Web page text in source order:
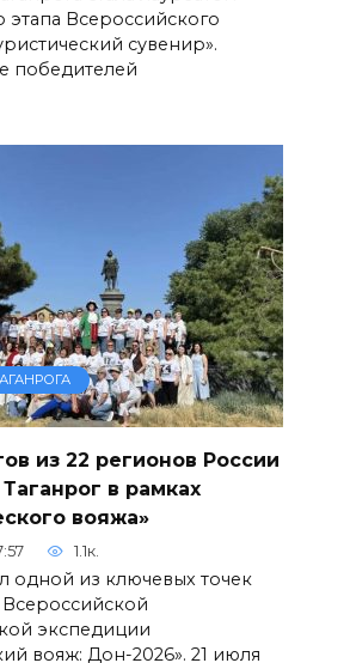
этапа Всероссийского
сувенир».
победителей
из 22 регионов России
в рамках
вояжа»
1.1к.
одной из ключевых точек
экспедиции
вояж: Дон-2026». 21 июля